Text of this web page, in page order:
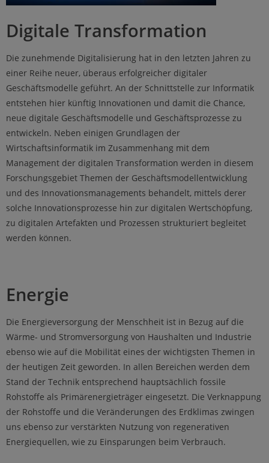
Digitale Transformation
Die zunehmende Digitalisierung hat in den letzten Jahren zu
einer Reihe neuer, überaus erfolgreicher digitaler
Geschäftsmodelle geführt. An der Schnittstelle zur Informatik
entstehen hier künftig Innovationen und damit die Chance,
neue digitale Geschäftsmodelle und Geschäftsprozesse zu
entwickeln. Neben einigen Grundlagen der
Wirtschaftsinformatik im Zusammenhang mit dem
Management der digitalen Transformation werden in diesem
Forschungsgebiet Themen der Geschäftsmodellentwicklung
und des Innovationsmanagements behandelt, mittels derer
solche Innovationsprozesse hin zur digitalen Wertschöpfung,
zu digitalen Artefakten und Prozessen strukturiert begleitet
werden können.
Energie
Die Energieversorgung der Menschheit ist in Bezug auf die
Wärme- und Stromversorgung von Haushalten und Industrie
ebenso wie auf die Mobilität eines der wichtigsten Themen in
der heutigen Zeit geworden. In allen Bereichen werden dem
Stand der Technik entsprechend hauptsächlich fossile
Rohstoffe als Primärenergieträger eingesetzt. Die Verknappung
der Rohstoffe und die Veränderungen des Erdklimas zwingen
uns ebenso zur verstärkten Nutzung von regenerativen
Energiequellen, wie zu Einsparungen beim Verbrauch.